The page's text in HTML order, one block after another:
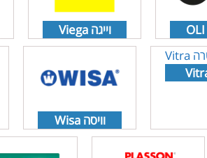
וייגה Viega
וויסה Wisa